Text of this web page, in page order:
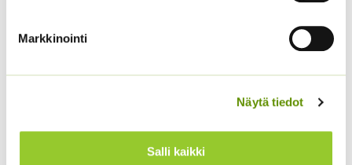
Markkinointi
Näytä tiedot
Salli kaikki
Tähkälaventeli